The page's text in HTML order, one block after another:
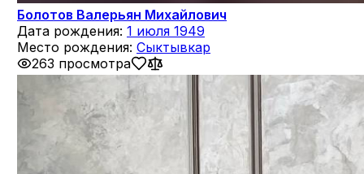
Болотов Валерьян Михайлович
Дата рождения: 1 июля 1949
Место рождения: Сыктывкар
263 просмотра